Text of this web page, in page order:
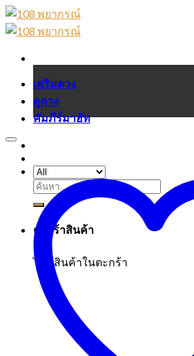
Skip
to
content
เสริมดวง
ดูดวง
คัมภีร์มาฮัท
ค้นหา:
ตะกร้าสินค้า
ไม่มีสินค้าในตะกร้า